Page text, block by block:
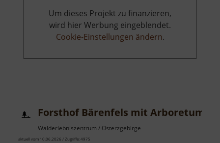
Um dieses Projekt zu finanzieren,
wird hier Werbung eingeblendet.
Cookie-Einstellungen ändern.
Forsthof Bärenfels mit Arboretum
Walderlebniszentrum / Osterzgebirge
aktuell vom 10.06.2026 / Zugriffe: 4975